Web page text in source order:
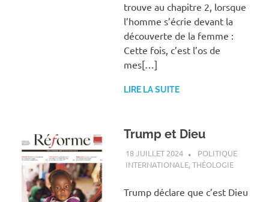
trouve au chapitre 2, lorsque
l’homme s’écrie devant la
découverte de la femme :
Cette fois, c’est l’os de
mes[…]
LIRE LA SUITE
Trump et Dieu
18 JUILLET 2024 ANTOINE NOUIS
POLITIQUE
INTERNATIONALE,THÉOLOGIE
Trump déclare que c’est Dieu